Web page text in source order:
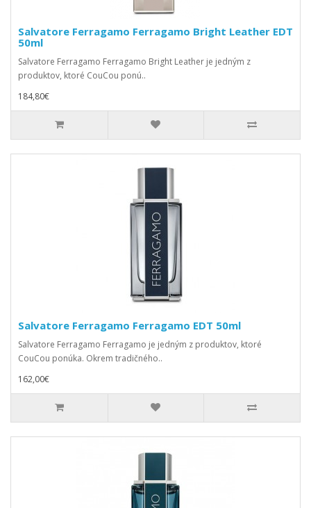
Salvatore Ferragamo Ferragamo Bright Leather EDT
50ml
Salvatore Ferragamo Ferragamo Bright Leather je jedným z
produktov, ktoré CouCou ponú..
184,80€
Salvatore Ferragamo Ferragamo EDT 50ml
Salvatore Ferragamo Ferragamo je jedným z produktov, ktoré
CouCou ponúka. Okrem tradičného..
162,00€